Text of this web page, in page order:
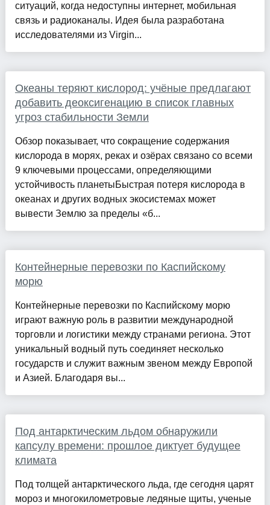
ситуаций, когда недоступны интернет, мобильная
связь и радиоканалы. Идея была разработана
исследователями из Virgin...
Океаны теряют кислород: учёные предлагают
добавить деоксигенацию в список главных
угроз стабильности Земли
Обзор показывает, что сокращение содержания
кислорода в морях, реках и озёрах связано со всеми
9 ключевыми процессами, определяющими
устойчивость планетыБыстрая потеря кислорода в
океанах и других водных экосистемах может
вывести Землю за пределы «б...
Контейнерные перевозки по Каспийскому
морю
Контейнерные перевозки по Каспийскому морю
играют важную роль в развитии международной
торговли и логистики между странами региона. Этот
уникальный водный путь соединяет несколько
государств и служит важным звеном между Европой
и Азией. Благодаря вы...
Под антарктическим льдом обнаружили
капсулу времени: прошлое диктует будущее
климата
Под толщей антарктического льда, где сегодня царят
мороз и многокилометровые ледяные щиты, ученые